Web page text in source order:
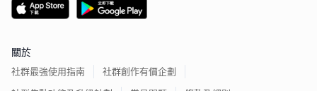
關於
社群最強使用指南
社群創作有價企劃